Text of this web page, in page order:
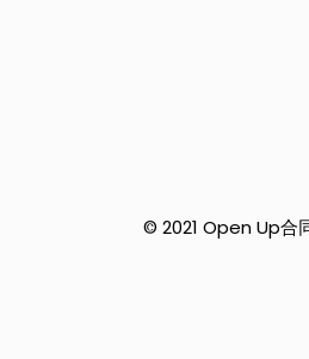
© 2021 Open Up合